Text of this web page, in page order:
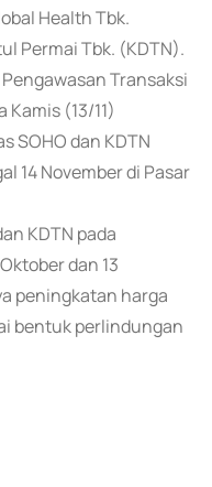
Health Tbk.
Permai Tbk. (KDTN).
Transaksi
(13/11)
SOHO dan KDTN
14 November di Pasar
KDTN pada
dan 13
peningkatan harga
bentuk perlindungan